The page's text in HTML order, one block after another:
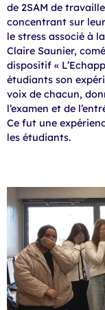
de 2SAM de
concentrant sur
le stress associé à
Claire Saunier,
dispositif «
étudiants son
voix de chacun,
l’examen et de
Ce fut une
les étudiants.